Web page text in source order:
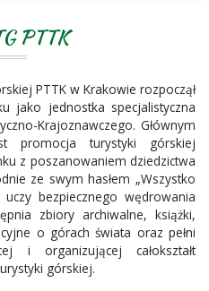
PTTK
PTTK w Krakowie rozpoczął
jako jednostka specjalistyczna
Krajoznawczego. Głównym
promocja turystyki górskiej
z poszanowaniem dziedzictwa
ze swym hasłem „Wszystko
bezpiecznego wędrowania
zbiory archiwalne, książki,
o górach świata oraz pełni
i organizującej całokształt
górskiej.